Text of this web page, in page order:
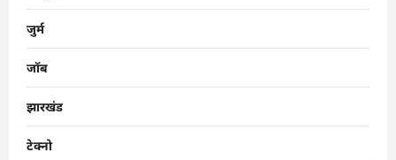
जुर्म
जॉब
झारखंड
टेक्नो